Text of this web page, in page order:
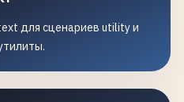
для сценариев utility и